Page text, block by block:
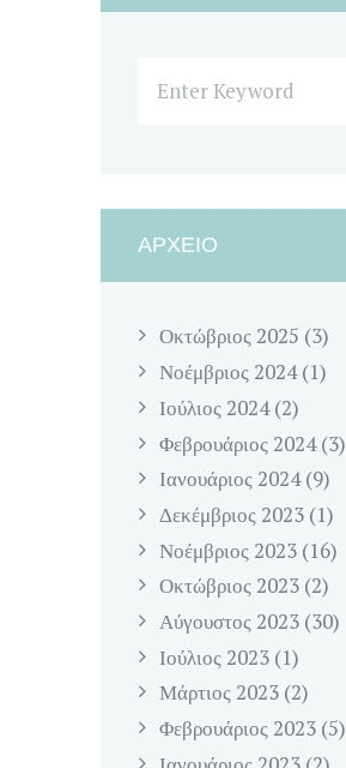
ΑΡΧΕΊΟ
Οκτώβριος 2025 (3)
Νοέμβριος 2024(1)
Ιούλιος 2024(2)
Φεβρουάριος 2024(3)
Ιανουάριος 2024(9)
Δεκέμβριος 2023 (1)
Νοέμβριος 2023 (16)
Οκτώβριος 2023 (2)
Αύγουστος 2023 (30)
Ιούλιος 2023 (1)
Μάρτιος 2023 (2)
Φεβρουάριος 2023 (5)